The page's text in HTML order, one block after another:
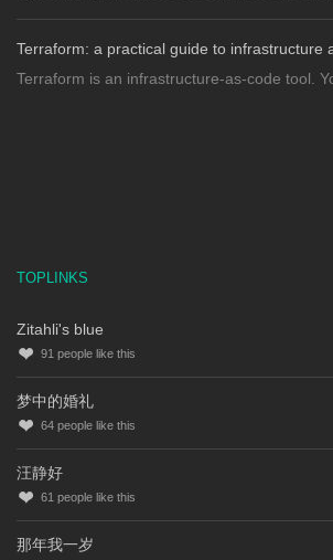
Terraform: a practical guide to infrastructure
Terraform is an infrastructure-as-code tool.
TOPLINKS
Zitahli's blue
91 people like this
梦中的婚礼
64 people like this
汪静好
61 people like this
那年我一岁